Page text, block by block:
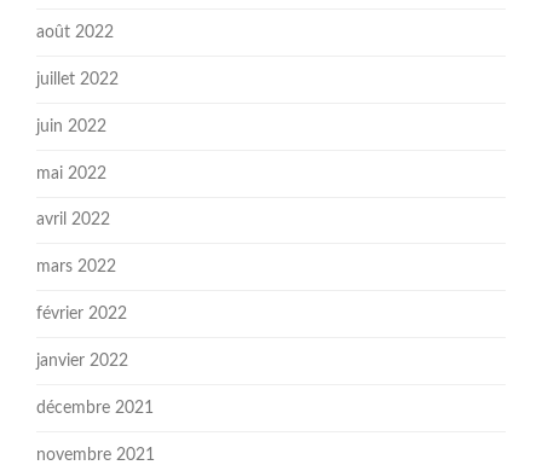
août 2022
juillet 2022
juin 2022
mai 2022
avril 2022
mars 2022
février 2022
janvier 2022
décembre 2021
novembre 2021